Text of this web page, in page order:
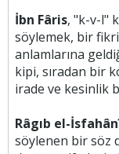
İbn Fâris, "k-v-l"
söylemek, bir
anlamlarına
kipi, sıradan bir
irade ve kesinlik
Râgıb el-
söylenen bir söz